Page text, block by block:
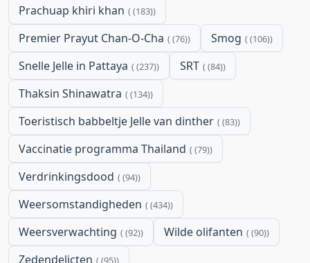
Prachuap khiri khan (183)
Premier Prayut Chan-O-Cha (76) Smog (106)
Snelle Jelle in Pattaya (237) SRT (84)
Thaksin Shinawatra (134)
Toeristisch babbeltje Jelle van dinther (83)
Vaccinatie programma Thailand (79)
Verdrinkingsdood (94)
Weersomstandigheden (434)
Weersverwachting (92) Wilde olifanten (90)
Zedendelicten (95)